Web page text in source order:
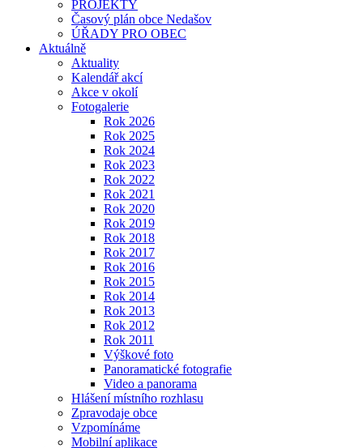
PROJEKTY
Časový plán obce Nedašov
ÚŘADY PRO OBEC
Aktuálně
Aktuality
Kalendář akcí
Akce v okolí
Fotogalerie
Rok 2026
Rok 2025
Rok 2024
Rok 2023
Rok 2022
Rok 2021
Rok 2020
Rok 2019
Rok 2018
Rok 2017
Rok 2016
Rok 2015
Rok 2014
Rok 2013
Rok 2012
Rok 2011
Výškové foto
Panoramatické fotografie
Video a panorama
Hlášení místního rozhlasu
Zpravodaje obce
Vzpomínáme
Mobilní aplikace